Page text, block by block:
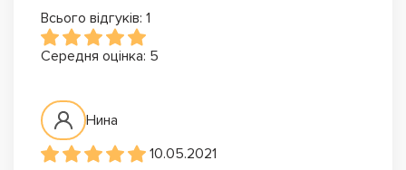
Всього відгуків: 1
Середня оцінка: 5
Нина
10.05.2021